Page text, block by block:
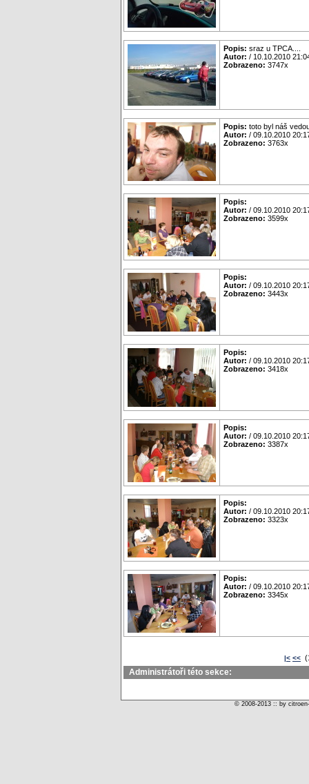
Popis: sraz u TPCA....
Autor: / 10.10.2010
Zobrazeno: 3747x
Popis: toto byl náš
Autor: / 09.10.2010
Zobrazeno: 3763x
Popis:
Autor: / 09.10.2010
Zobrazeno: 3599x
Popis:
Autor: / 09.10.2010
Zobrazeno: 3443x
Popis:
Autor: / 09.10.2010
Zobrazeno: 3418x
Popis:
Autor: / 09.10.2010
Zobrazeno: 3387x
Popis:
Autor: / 09.10.2010
Zobrazeno: 3323x
Popis:
Autor: / 09.10.2010
Zobrazeno: 3345x
|< <<
Administrátoři této sekce:
© 2008-2013 :: by